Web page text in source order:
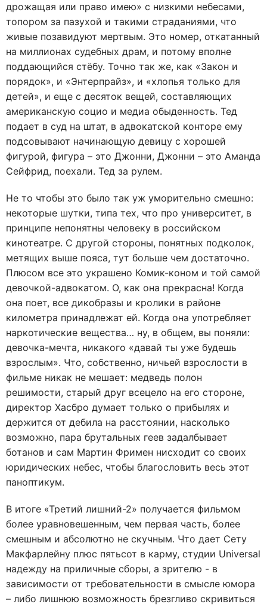
дрожащая или право имею» с низкими небесами,
топором за пазухой и такими страданиями, что
живые позавидуют мертвым. Это номер, откатанный
на миллионах судебных драм, и потому вполне
поддающийся стёбу. Точно так же, как «Закон и
порядок», и «Энтерпрайз», и «хлопья только для
детей», и еще с десяток вещей, составляющих
американскую социо и медиа обыденность. Тед
подает в суд на штат, в адвокатской конторе ему
подсовывают начинающую девицу с хорошей
фигурой, фигура – это Джонни, Джонни – это Аманда
Сейфрид, поехали. Тед за рулем.
Не то чтобы это было так уж уморительно смешно:
некоторые шутки, типа тех, что про университет, в
принципе непонятны человеку в российском
кинотеатре. С другой стороны, понятных подколок,
метящих выше пояса, тут больше чем достаточно.
Плюсом все это украшено Комик-коном и той самой
девочкой-адвокатом. О, как она прекрасна! Когда
она поет, все дикобразы и кролики в районе
километра принадлежат ей. Когда она употребляет
наркотические вещества… ну, в общем, вы поняли:
девочка-мечта, никакого «давай ты уже будешь
взрослым». Что, собственно, ничьей взрослости в
фильме никак не мешает: медведь полон
решимости, старый друг всецело на его стороне,
директор Хасбро думает только о прибылях и
держится от дебила на расстоянии, насколько
возможно, пара брутальных геев задалбывает
ботанов и сам Мартин Фримен нисходит со своих
юридических небес, чтобы благословить весь этот
паноптикум.
В итоге «Третий лишний-2» получается фильмом
более уравновешенным, чем первая часть, более
смешным и абсолютно не скучным. Что дает Сету
Макфарлейну плюс пятьсот в карму, студии Universal
надежду на приличные сборы, а зрителю - в
зависимости от требовательности в смысле юмора
– либо лишнюю возможность брезгливо скривиться